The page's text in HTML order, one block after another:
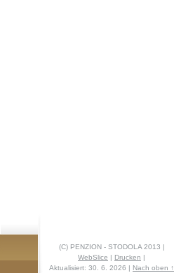
(C) PENZION - STODOLA 2013 |
WebSlice | Drucken |
Aktualisiert: 30. 6. 2026 | Nach oben ↑